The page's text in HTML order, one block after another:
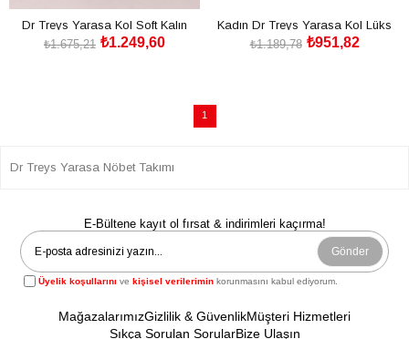
Dr Treys Yarasa Kol Soft Kalın
Esnek Lüks Kumaş Nöbet Takımı
₺1.249,60
₺1.675,21
Kadın Dr Treys Yarasa Kol Lüks
Esnek Kumaş Lacivert Scrubs
₺951,82
₺1.189,78
1
Dr Treys Yarasa Nöbet Takımı
E-Bültene kayıt ol fırsat & indirimleri kaçırma!
Gönder
Üyelik koşullarını vekişisel verilerimin korunmasını kabul ediyorum.
MağazalarımızGizlilik & GüvenlikMüşteri Hizmetleri
Sıkça Sorulan SorularBize Ulaşın